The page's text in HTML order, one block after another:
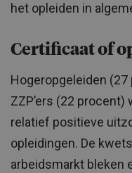
het opleiden in
Certificaat of
Hogeropgeleiden
ZZP’ers (22
relatief positieve
opleidingen. De
arbeidsmarkt bleken